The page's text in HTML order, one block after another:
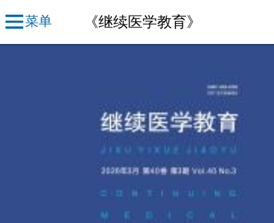
菜单 《继续医学教育》